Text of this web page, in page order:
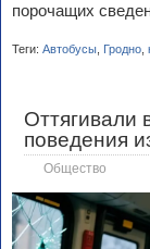
порочащих
Теги: Автобусы Гродно
Оттягивали
поведения
Общество